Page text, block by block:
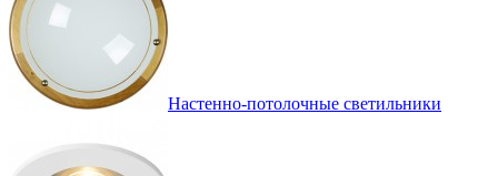
Настенно-потолочные светильники